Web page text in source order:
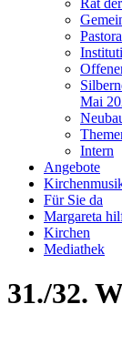
Rat
Mai
Intern
Angebote
Für Sie da
Margareta
Kirchen
Mediathek
31./32.